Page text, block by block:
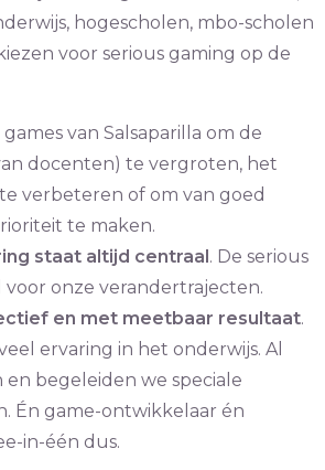
hogescholen, mbo-scholen
voor serious gaming op de
van Salsaparilla om de
docenten) te vergroten, het
verbeteren of om van goed
te maken.
staat altijd centraal. De serious
voor onze verandertrajecten.
en met meetbaar resultaat.
ervaring in het onderwijs. Al
begeleiden we speciale
Én game-ontwikkelaar én
in-één dus.